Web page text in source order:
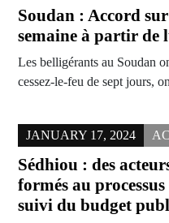
Soudan : Accord sur
semaine à partir de
Les belligérants au Soudan
cessez-le-feu de sept jours,
JANUARY 17, 2024
Sédhiou : des
formés au
suivi du budget